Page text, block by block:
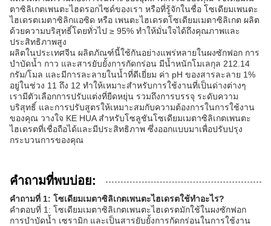
ตาซิลิเกตเพนตะไฮดรอกไซด์ของเรา หรือที่รู้จักในชื่อ โซเดียมเพนตะ
ไฮเดรตเมตาซิลิกแอซิด หรือ เพนตะไฮเดรตโซเดียมเมตาซิลิเกต ผลิต
ด้วยความบริสุทธิ์โดยทั่วไป ≥ 95% ทำให้มั่นใจได้ถึงคุณภาพและ
ประสิทธิภาพสูง
ผลิตในประเทศจีน ผลิตภัณฑ์นี้ใช้กันอย่างแพร่หลายในผงซักฟอก การ
บำบัดน้ำ กาว และสารยับยั้งการกัดกร่อน มีน้ำหนักโมเลกุล 212.14
กรัม/โมล และมีการละลายในน้ำที่ดีเยี่ยม ค่า pH ของสารละลาย 1%
อยู่ในช่วง 11 ถึง 12 ทำให้เหมาะสำหรับการใช้งานที่เป็นด่างต่างๆ
เรามีตัวเลือกการปรับแต่งที่ยืดหยุ่น รวมถึงการบรรจุ ระดับความ
บริสุทธิ์ และการปรับสูตรให้เหมาะสมกับความต้องการในการใช้งาน
ของคุณ วางใจ KE HUA สำหรับโซลูชันโซเดียมเมตาซิลิเกตเพนตะ
ไฮเดรตที่เชื่อถือได้และมีประสิทธิภาพ ซึ่งออกแบบมาเพื่อปรับปรุง
กระบวนการของคุณ
คำถามที่พบบ่อย:
คำถามที่ 1: โซเดียมเมตาซิลิเกตเพนตะไฮเดรตใช้ทำอะไร?
คำตอบที่ 1: โซเดียมเมตาซิลิเกตเพนตะไฮเดรตมักใช้ในผงซักฟอก
การบำบัดน้ำ เซรามิก และเป็นสารยับยั้งการกัดกร่อนในการใช้งาน